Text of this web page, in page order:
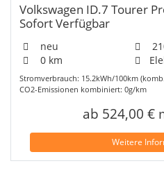
Volkswagen ID.7 Tourer
Sofort Verfügbar
neu
0 km
Stromverbrauch: 15.2kWh/100km
CO2-Emissionen kombiniert: 0g/km
ab 524,00 €
Weitere